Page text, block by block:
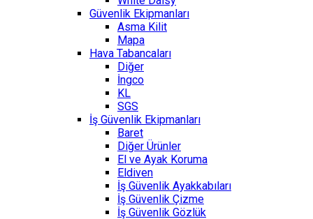
Güvenlik Ekipmanları
Asma Kilit
Mapa
Hava Tabancaları
Diğer
İngco
KL
SGS
İş Güvenlik Ekipmanları
Baret
Diğer Ürünler
El ve Ayak Koruma
Eldiven
İş Güvenlik Ayakkabıları
İş Güvenlik Çizme
İş Güvenlik Gözlük